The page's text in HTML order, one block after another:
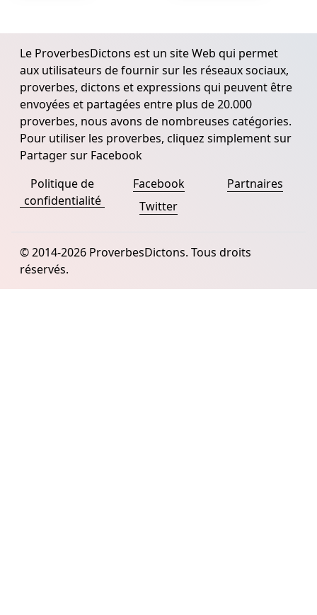
Le ProverbesDictons est un site Web qui permet
aux utilisateurs de fournir sur les réseaux sociaux,
proverbes, dictons et expressions qui peuvent être
envoyées et partagées entre plus de 20.000
proverbes, nous avons de nombreuses catégories.
Pour utiliser les proverbes, cliquez simplement sur
Partager sur Facebook
Politique de
confidentialité
Facebook
Twitter
Partnaires
© 2014-2026 ProverbesDictons. Tous droits
réservés.